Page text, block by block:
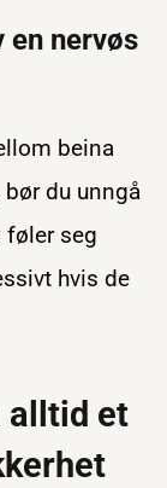
nervøs
beina
du unngå
føler seg
hvis de
alltid et